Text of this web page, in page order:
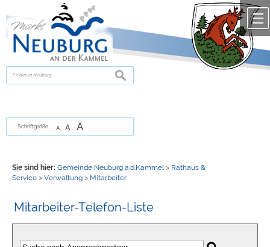
zur Navigationoder
springen.
suchen
Schriftgröße A A A
Sie sind hier: Gemeinde Neuburg a.d.Kammel > Rathaus &
Service> Verwaltung> Mitarbeiter
Mitarbeiter-Telefon-Liste